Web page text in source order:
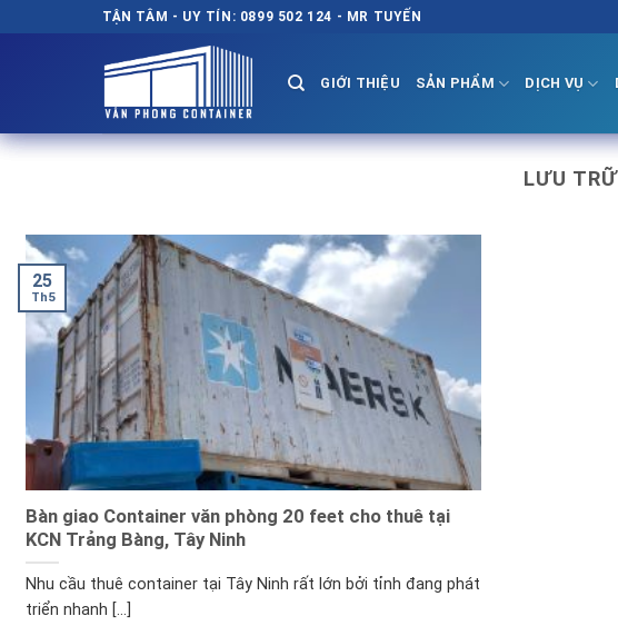
đến
TẬN TÂM - UY TÍN: 0899 502 124 - MR TUYẾN
GIỚI THIỆU SẢN PHẨM DỊCH VỤ
LƯU
Bàn giao Container văn phòng 20 feet cho thuê tại
KCN Trảng Bàng, Tây Ninh
Nhu cầu thuê container tại Tây Ninh rất lớn bởi tỉnh đang phát
triển nhanh [...]
25
Th5